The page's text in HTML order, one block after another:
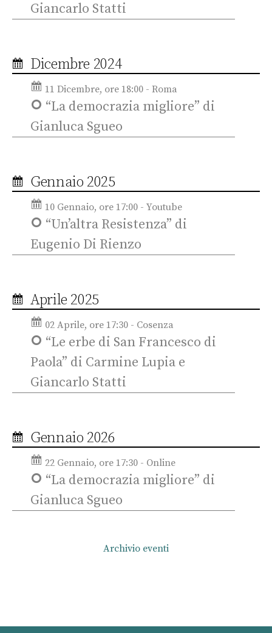
Giancarlo Statti
Dicembre 2024
11 Dicembre, ore 18:00 - Roma
“La democrazia migliore” di
Gianluca Sgueo
Gennaio 2025
10 Gennaio, ore 17:00 - Youtube
“Un’altra Resistenza” di
Eugenio Di Rienzo
Aprile 2025
02 Aprile, ore 17:30 - Cosenza
“Le erbe di San Francesco di
Paola” di Carmine Lupia e
Giancarlo Statti
Gennaio 2026
22 Gennaio, ore 17:30 - Online
“La democrazia migliore” di
Gianluca Sgueo
Archivio eventi